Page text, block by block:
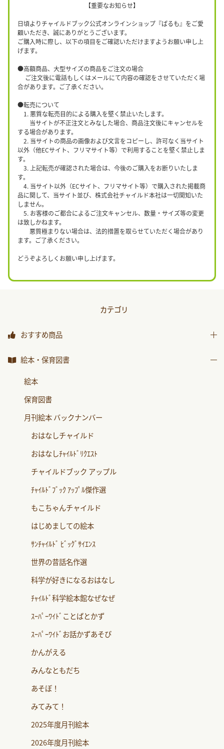
【重要なお知らせ】
日頃よりチャイルドブック公式オンラインショップ『ぱるも』をご愛
顧いただき、誠にありがとうございます。
ご購入時に際し、以下の項目をご確認いただけますようお願い申し上
げます。
●高額商品、大型サイズの商品をご注文の場合
ご注文後に電話もしくはメールにて内容の確認をさせていただく場
合があります。ご了承ください。
●転売について
1. 悪質な転売目的による購入を堅く禁止いたします。
当サイトが不正注文とみなした場合、商品注文後にキャンセルを
する場合があります。
2. 当サイトの商品の画像および文言をコピーし、許可なく当サイト
以外（他ECサイト、フリマサイト等）で利用することを堅く禁止しま
す。
3. 上記転売が確認された場合は、今後のご購入をお断りいたしま
す。
4. 当サイト以外（ECサイト、フリマサイト等）で購入された掲載商
品に関して、当サイト並び、株式会社チャイルド本社は一切関知いた
しません。
5. お客様のご都合によるご注文キャンセル、数量・サイズ等の変更
は致しかねます。
悪質極まりない場合は、法的措置を取らせていただく場合があり
ます。ご了承ください。
どうぞよろしくお願い申し上げます。
カテゴリ
おすすめ商品
おすすめ商品
絵本・保育図書
絵本
保育図書
月刊絵本 バックナンバー
おはなしチャイルド
おはなしﾁｬｲﾙﾄﾞﾘｸｴｽﾄ
チャイルドブック アップル
ﾁｬｲﾙﾄﾞﾌﾞｯｸ ｱｯﾌﾟﾙ傑作選
もこちゃんチャイルド
はじめましての絵本
ｻﾝﾁｬｲﾙﾄﾞ ﾋﾞｯｸﾞｻｲｴﾝｽ
世界の昔話名作選
科学が好きになるおはなし
ﾁｬｲﾙﾄﾞ科学絵本館なぜなぜ
ｽｰﾊﾟｰﾜｲﾄﾞことばとかず
ｽｰﾊﾟｰﾜｲﾄﾞお話かずあそび
かんがえる
みんなともだち
あそぼ！
みてみて！
2025年度月刊絵本
2026年度月刊絵本